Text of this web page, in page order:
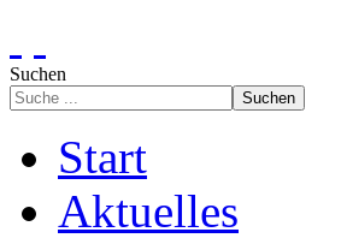
Suchen
Suchen
Start
Aktuelles